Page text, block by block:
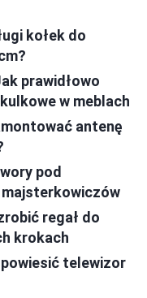
kołek do
prawidłowo
w meblach
antenę
pod
regał do
krokach
telewizor